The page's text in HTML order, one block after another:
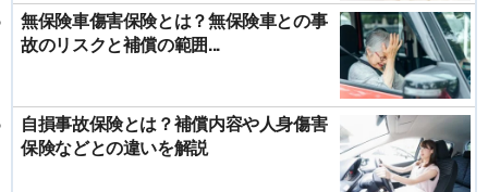
無保険車傷害保険とは？無保険車との事
故のリスクと補償の範囲...
自損事故保険とは？補償内容や人身傷害
保険などとの違いを解説